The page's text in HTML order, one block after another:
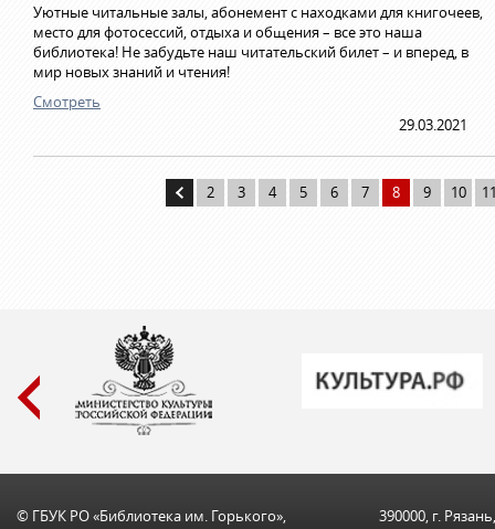
Уютные читальные залы, абонемент с находками для книгочеев,
место для фотосессий, отдыха и общения – все это наша
библиотека! Не забудьте наш читательский билет – и вперед, в
мир новых знаний и чтения!
Смотреть
29.03.2021
2 3 4 5 6 7 8 9 10
© ГБУК РО «Библиотека им. Горького»,
390000, г. Рязань,